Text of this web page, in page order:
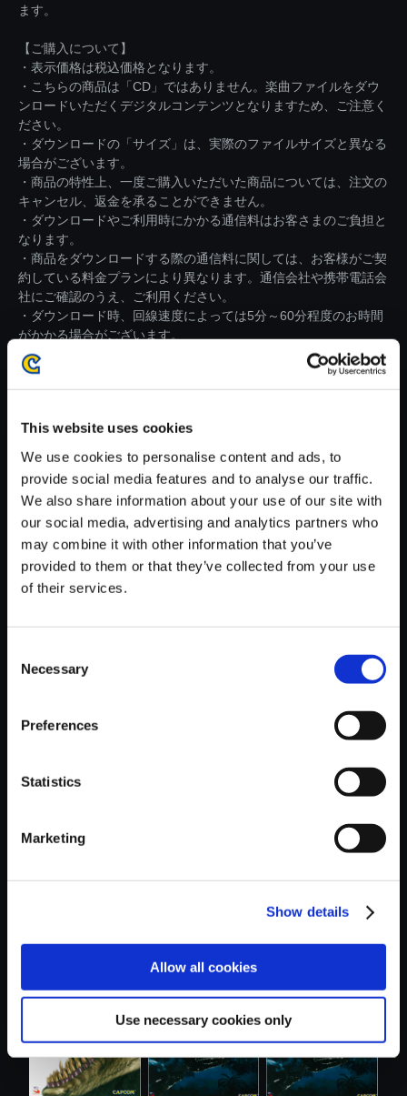
This website uses cookies
We use cookies to personalise content and ads, to
provide social media features and to analyse our traffic.
We also share information about your use of our site with
our social media, advertising and analytics partners who
may combine it with other information that you’ve
provided to them or that they’ve collected from your use
of their services.
Selection
Necessary
Preferences
Statistics
Marketing
Show details
Allow all cookies
Use necessary cookies only
ます。
【ご購入について】
・表示価格は税込価格となります。
・こちらの商品は「CD」ではありません。楽曲ファイルをダウ
ンロードいただくデジタルコンテンツとなりますため、ご注意く
ださい。
・ダウンロードの「サイズ」は、実際のファイルサイズと異なる
場合がございます。
・商品の特性上、一度ご購入いただいた商品については、注文の
キャンセル、返金を承ることができません。
・ダウンロードやご利用時にかかる通信料はお客さまのご負担と
なります。
・商品をダウンロードする際の通信料に関しては、お客様がご契
約している料金プランにより異なります。通信会社や携帯電話会
社にご確認のうえ、ご利用ください。
・ダウンロード時、回線速度によっては5分～60分程度のお時間
がかかる場合がございます。
※ご購入いただいたファイルのダウンロードの際には、通信環境
が安定しているWifi環境でお試しください。
【単曲】DINO CRISIS ORIGIN
AL SOUNDTRACK A secret in
the poisonous gas
【単曲】DINO